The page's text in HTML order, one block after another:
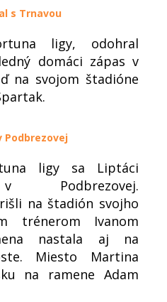
s Trnavou
ligy, odohral
domáci zápas v
na svojom štadióne
Podbrezovej
ligy sa Liptáci
Podbrezovej.
na štadión svojho
trénerom Ivanom
nastala aj na
Miesto Martina
na ramene Adam